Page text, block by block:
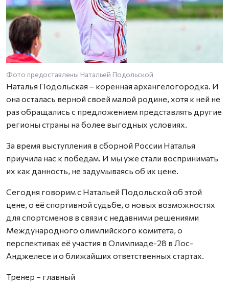
Фото предоставлены Натальей Подольской
Наталья Подольская – коренная архангелогородка. И
она осталась верной своей малой родине, хотя к ней не
раз обращались с предложением представлять другие
регионы страны на более выгодных условиях.
За время выступления в сборной России Наталья
приучила нас к победам. И мы уже стали воспринимать
их как данность, не задумываясь об их цене.
Сегодня говорим с Натальей Подольской об этой
цене, о её спортивной судьбе, о новых возможностях
для спортсменов в связи с недавними решениями
Международного олимпийского комитета, о
перспективах её участия в Олимпиаде-28 в Лос-
Анджелесе и о ближайших ответственных стартах.
Тренер – главный